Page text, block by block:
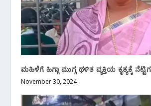
ಮಹಿಳೆಗೆ ಹಿಗ್ಗಾ ಮುಗ್ಗ ಥಳಿತ ವ್ಯಕ್ತಿಯ ಕೃತ್ಯಕ್ಕೆ
November 30, 2024